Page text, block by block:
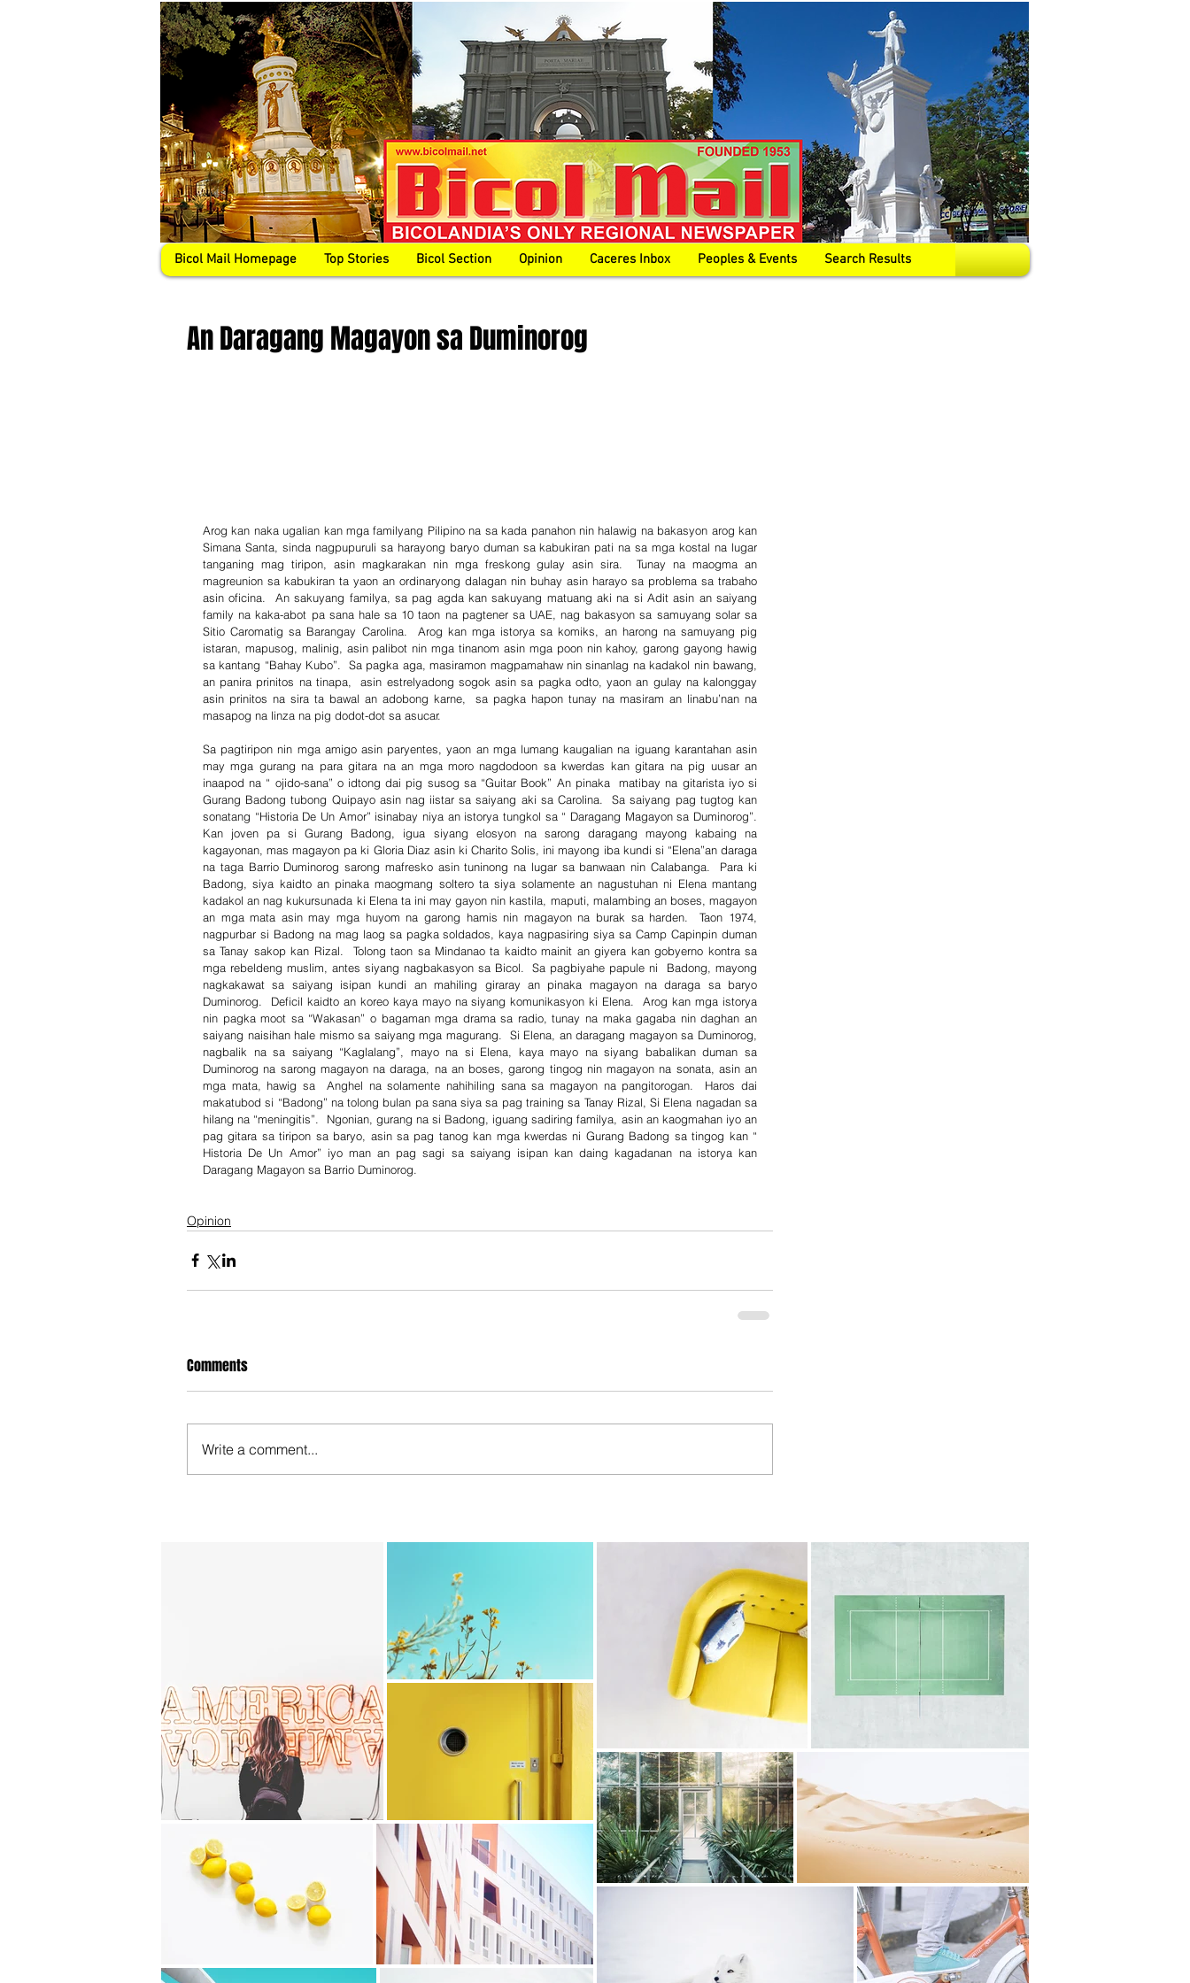
Bicol Mail Homepage Top Stories Bicol Section Opinion Caceres Inbox Peoples & Events Search Results
An Daragang Magayon sa Duminorog
Arog kan naka ugalian kan mga familyang Pilipino na sa kada panahon nin halawig na bakasyon arog kan
Simana Santa, sinda nagpupuruli sa harayong baryo duman sa kabukiran pati na sa mga kostal na lugar
tanganing mag tiripon, asin magkarakan nin mga freskong gulay asin sira.  Tunay na maogma an
magreunion sa kabukiran ta yaon an ordinaryong dalagan nin buhay asin harayo sa problema sa trabaho
asin oficina.  An sakuyang familya, sa pag agda kan sakuyang matuang aki na si Adit asin an saiyang
family na kaka-abot pa sana hale sa 10 taon na pagtener sa UAE, nag bakasyon sa samuyang solar sa
Sitio Caromatig sa Barangay Carolina.  Arog kan mga istorya sa komiks, an harong na samuyang pig
istaran, mapusog, malinig, asin palibot nin mga tinanom asin mga poon nin kahoy, garong gayong hawig
sa kantang “Bahay Kubo”.  Sa pagka aga, masiramon magpamahaw nin sinanlag na kadakol nin bawang,
an panira prinitos na tinapa,  asin estrelyadong sogok asin sa pagka odto, yaon an gulay na kalonggay
asin prinitos na sira ta bawal an adobong karne,  sa pagka hapon tunay na masiram an linabu’nan na
masapog na linza na pig dodot-dot sa asucar.
Sa pagtiripon nin mga amigo asin paryentes, yaon an mga lumang kaugalian na iguang karantahan asin
may mga gurang na para gitara na an mga moro nagdodoon sa kwerdas kan gitara na pig uusar an
inaapod na “ ojido-sana” o idtong dai pig susog sa “Guitar Book” An pinaka  matibay na gitarista iyo si
Gurang Badong tubong Quipayo asin nag iistar sa saiyang aki sa Carolina.  Sa saiyang pag tugtog kan
sonatang “Historia De Un Amor” isinabay niya an istorya tungkol sa “ Daragang Magayon sa Duminorog”.
Kan joven pa si Gurang Badong, igua siyang elosyon na sarong daragang mayong kabaing na
kagayonan, mas magayon pa ki Gloria Diaz asin ki Charito Solis, ini mayong iba kundi si “Elena”an daraga
na taga Barrio Duminorog sarong mafresko asin tuninong na lugar sa banwaan nin Calabanga.  Para ki
Badong, siya kaidto an pinaka maogmang soltero ta siya solamente an nagustuhan ni Elena mantang
kadakol an nag kukursunada ki Elena ta ini may gayon nin kastila, maputi, malambing an boses, magayon
an mga mata asin may mga huyom na garong hamis nin magayon na burak sa harden.  Taon 1974,
nagpurbar si Badong na mag laog sa pagka soldados, kaya nagpasiring siya sa Camp Capinpin duman
sa Tanay sakop kan Rizal.  Tolong taon sa Mindanao ta kaidto mainit an giyera kan gobyerno kontra sa
mga rebeldeng muslim, antes siyang nagbakasyon sa Bicol.  Sa pagbiyahe papule ni  Badong, mayong
nagkakawat sa saiyang isipan kundi an mahiling giraray an pinaka magayon na daraga sa baryo
Duminorog.  Deficil kaidto an koreo kaya mayo na siyang komunikasyon ki Elena.  Arog kan mga istorya
nin pagka moot sa “Wakasan” o bagaman mga drama sa radio, tunay na maka gagaba nin daghan an
saiyang naisihan hale mismo sa saiyang mga magurang.  Si Elena, an daragang magayon sa Duminorog,
nagbalik na sa saiyang “Kaglalang”, mayo na si Elena, kaya mayo na siyang babalikan duman sa
Duminorog na sarong magayon na daraga, na an boses, garong tingog nin magayon na sonata, asin an
mga mata, hawig sa  Anghel na solamente nahihiling sana sa magayon na pangitorogan.  Haros dai
makatubod si “Badong” na tolong bulan pa sana siya sa pag training sa Tanay Rizal, Si Elena nagadan sa
hilang na “meningitis”.  Ngonian, gurang na si Badong, iguang sadiring familya, asin an kaogmahan iyo an
pag gitara sa tiripon sa baryo, asin sa pag tanog kan mga kwerdas ni Gurang Badong sa tingog kan “
Historia De Un Amor” iyo man an pag sagi sa saiyang isipan kan daing kagadanan na istorya kan
Daragang Magayon sa Barrio Duminorog.
Opinion
Comments
Write a comment...